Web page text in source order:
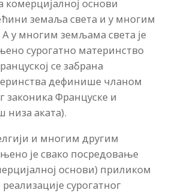
комерцијалној основи
земаља света и у многим
у многим земљама света је
сурогатно материнство
се забрана
дефинише чланом
законика Француске и
низа аката).
и многим другим
је свако посредовање
основи) приликом
сурогатног